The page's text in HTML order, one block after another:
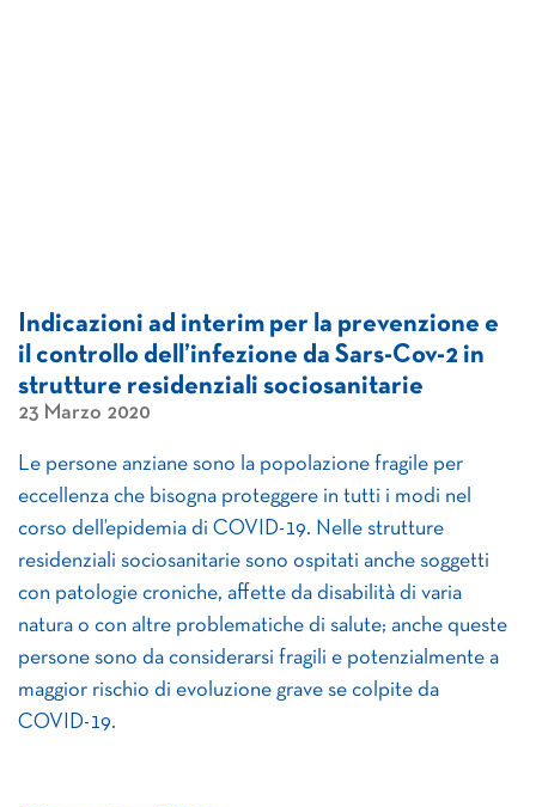
Indicazioni ad interim per la prevenzione e
il controllo dell’infezione da Sars-Cov-2 in
strutture residenziali sociosanitarie
23 Marzo 2020
Le persone anziane sono la popolazione fragile per
eccellenza che bisogna proteggere in tutti i modi nel
corso dell’epidemia di COVID-19. Nelle strutture
residenziali sociosanitarie sono ospitati anche soggetti
con patologie croniche, affette da disabilità di varia
natura o con altre problematiche di salute; anche queste
persone sono da considerarsi fragili e potenzialmente a
maggior rischio di evoluzione grave se colpite da
COVID-19.